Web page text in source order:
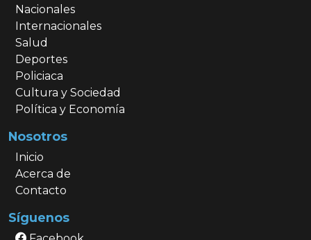
Nacionales
Internacionales
Salud
Deportes
Policiaca
Cultura y Sociedad
Política y Economía
Nosotros
Inicio
Acerca de
Contacto
Síguenos